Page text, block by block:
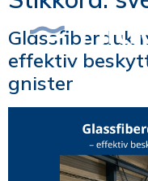
Glassfiberduk
effektiv
gnister